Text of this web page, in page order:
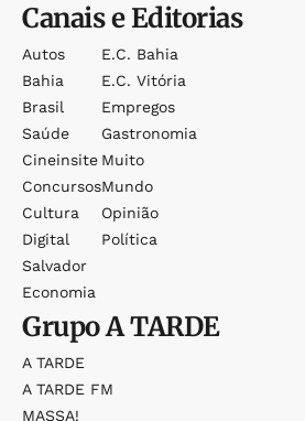
Canais e Editorias
Autos
Bahia
Brasil
Saúde
Cineinsite
Concursos
Cultura
Digital
Salvador
Economia
E.c. Bahia
E.c. Vitória
Empregos
Gastronomia
Muito
Mundo
Opinião
Política
GrupoA TARDE
A TARDE
A TARDE FM
MASSA!